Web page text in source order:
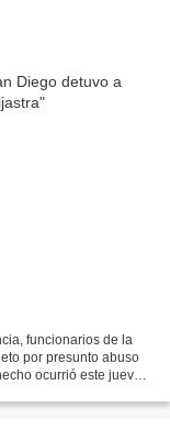
funcionarios de la
por presunto abuso
ocurrió este jueves